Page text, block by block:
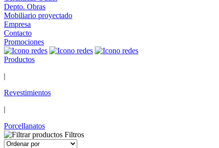
Depto. Obras
Mobiliario proyectado
Empresa
Contacto
Promociones
Productos
|
Revestimientos
|
Porcellanatos
Filtros